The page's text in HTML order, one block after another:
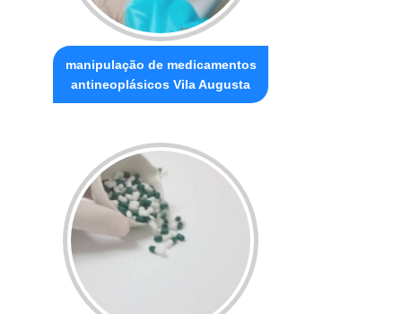
manipulação de medicamentos
antineoplásicos Vila Augusta